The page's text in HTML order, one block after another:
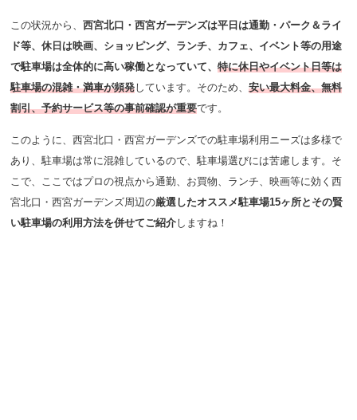
この状況から、西宮北口・西宮ガーデンズは平日は通勤・パーク＆ライ
ド等、休日は映画、ショッピング、ランチ、カフェ、イベント等の用途
で駐車場は全体的に高い稼働となっていて、特に休日やイベント日等は
駐車場の混雑・満車が頻発しています。 そのため、安い最大料金、無料
割引、予約サービス等の事前確認が重要です。
このように、西宮北口・西宮ガーデンズでの駐車場利用ニーズは多様で
あり、駐車場は常に混雑しているので、駐車場選びには苦慮します。そ
こで、ここではプロの視点から通勤、お買物、ランチ、映画等に効く西
宮北口・西宮ガーデンズ周辺の厳選したオススメ駐車場15ヶ所とその賢
い駐車場の利用方法を併せてご紹介しますね！